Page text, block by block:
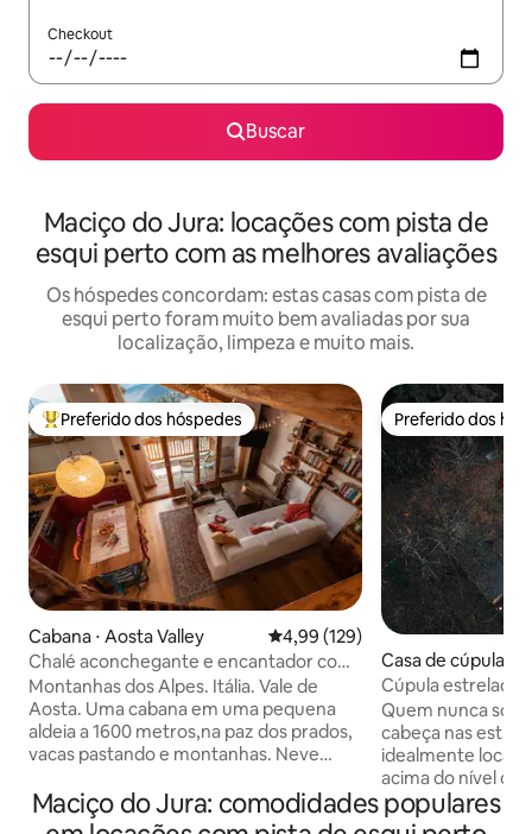
Checkout
Buscar
Maciço do Jura: locações com pista de
esqui perto com as melhores avaliações
Os hóspedes concordam: estas casas com pista de
esqui perto foram muito bem avaliadas por sua
localização, limpeza e muito mais.
Entre os melhores preferidos dos hóspedes
Preferido dos hóspedes
Cabana ⋅ Aosta Valley 4,99 de uma avaliação média de
4,99 (129)
Chalé aconchegante e encantador com
vista incrível
Montanhas dos Alpes. Itália. Vale de
Aosta. Uma cabana em uma pequena
aldeia a 1600 metros,na paz dos prados,
vacas pastando e montanhas. Neve
coração, amorosamente restaurado
preservando as antigas vigas do telhado.
Preferido dos
Preferido dos
Casa de cúpula ⋅
Cúpula estrelada
natureza em
Quem nunca
cabeça nas
idealmente
acima do nível do
floresta dos
vizinhos, para
Maciço do Jura: comodidades populares